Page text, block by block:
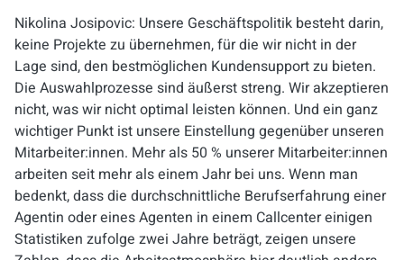
Nikolina Josipovic: Unsere Geschäftspolitik besteht darin,
keine Projekte zu übernehmen, für die wir nicht in der
Lage sind, den bestmöglichen Kundensupport zu bieten.
Die Auswahlprozesse sind äußerst streng. Wir akzeptieren
nicht, was wir nicht optimal leisten können. Und ein ganz
wichtiger Punkt ist unsere Einstellung gegenüber unseren
Mitarbeiter:innen. Mehr als 50 % unserer Mitarbeiter:innen
arbeiten seit mehr als einem Jahr bei uns. Wenn man
bedenkt, dass die durchschnittliche Berufserfahrung einer
Agentin oder eines Agenten in einem Callcenter einigen
Statistiken zufolge zwei Jahre beträgt, zeigen unsere